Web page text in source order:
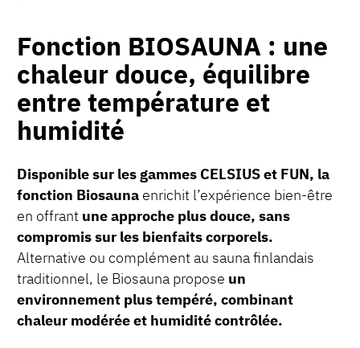
Fonction BIOSAUNA : une
chaleur douce, équilibre
entre température et
humidité
Disponible sur les gammes CELSIUS et FUN, la
fonction Biosauna enrichit l’expérience bien-être
en offrant une approche plus douce, sans
compromis sur les bienfaits corporels.
Alternative ou complément au sauna finlandais
traditionnel, le Biosauna propose un
environnement plus tempéré, combinant
chaleur modérée et humidité contrôlée.